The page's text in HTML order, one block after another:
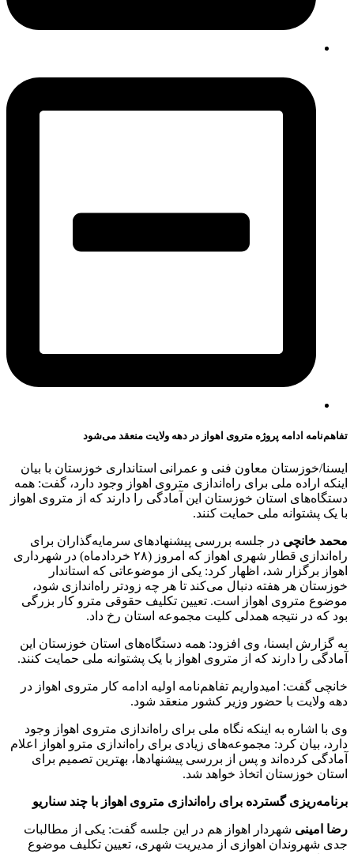
تفاهم‌نامه ادامه پروژه ‌متروی‌ اهواز در دهه ولایت منعقد می‌شود
ایسنا/خوزستان معاون فنی و عمرانی استانداری خوزستان با بیان
اینکه اراده ملی برای راه‌اندازی متروی اهواز وجود دارد، گفت: همه
دستگاه‌های استان خوزستان این آمادگی را دارند که از متروی اهواز
با یک پشتوانه ملی حمایت کنند.
محمد خانچی در جلسه بررسی پیشنهادهای سرمایه‌گذاران برای
راه‌اندازی قطار شهری اهواز که امروز (۲۸ خردادماه) در شهرداری
اهواز برگزار شد، اظهار کرد: یکی از موضوعاتی که استاندار
خوزستان هر هفته دنبال می‌کند تا هر چه زودتر راه‌اندازی شود،
موضوع متروی اهواز است. تعیین تکلیف حقوقی مترو کار بزرگی
بود که در نتیجه همدلی کلیت مجموعه استان رخ داد.
به گزارش ایسنا، وی افزود: همه دستگاه‌های استان خوزستان این
آمادگی را دارند که از متروی اهواز با یک پشتوانه ملی حمایت کنند.
خانچی گفت: امیدواریم تفاهم‌نامه اولیه ادامه کار متروی اهواز در
دهه ولایت با حضور وزیر کشور منعقد شود.
وی با اشاره به اینکه نگاه ملی برای راه‌اندازی متروی اهواز وجود
دارد، بیان کرد: مجموعه‌های زیادی برای راه‌اندازی مترو اهواز اعلام
آمادگی کرده‌اند و پس از بررسی پیشنهادها، بهترین تصمیم برای
استان خوزستان اتخاذ خواهد شد.
برنامه‌ریزی گسترده برای راه‌اندازی متروی اهواز با چند سناریو
رضا امینی شهردار اهواز هم در این جلسه گفت: یکی از مطالبات
جدی شهروندان اهوازی از مدیریت شهری، تعیین تکلیف موضوع